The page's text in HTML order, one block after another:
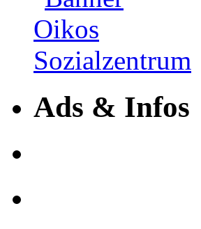
Ads & Infos